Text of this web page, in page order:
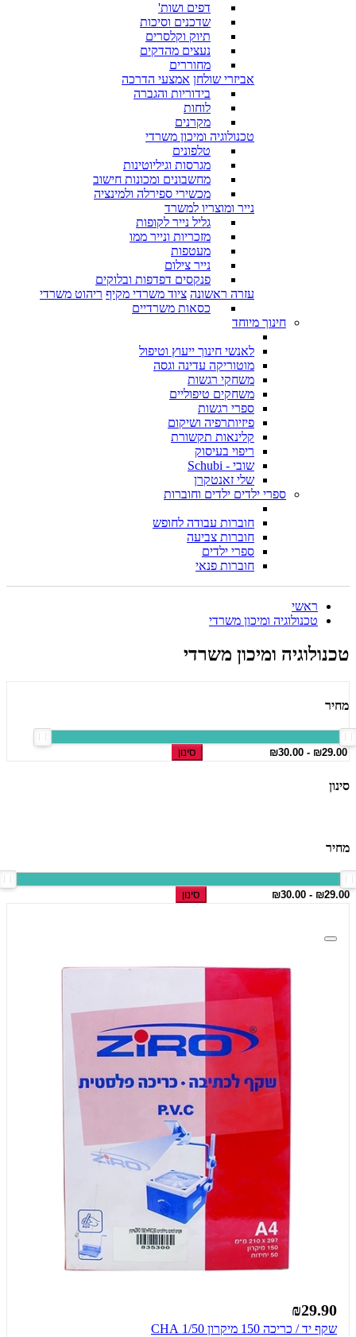
דפים ושות'
שדכנים וסיכות
תיוק וקלסרים
נעצים מהדקים
מחוררים
אביזרי שולחן אמצעי הדרכה
בידוריות והגברה
לוחות
מקרנים
טכנולוגיה ומיכון משרדי
טלפונים
מגרסות וגיליוטינות
מחשבונים ומכונות חישוב
מכשירי ספירלה ולמינציה
נייר ומוצריו למשרד
גליל נייר לקופות
מזכריות ונייר ממו
מעטפות
נייר צילום
פנקסים דפדפות ובלוקים
עזרה ראשונה ציוד משרדי מקיף ריהוט משרדי
כסאות משרדיים
חינוך מיוחד
לאנשי חינוך ייעוץ וטיפול
מוטוריקה עדינה וגסה
משחקי רגשות
משחקים טיפוליים
ספרי רגשות
פיזיותרפיה ושיקום
קלינאות תקשורת
ריפוי בעיסוק
שובי - Schubi
שלי זאנטקרן
ספרי ילדים ילדים וחוברות
חוברות עבודה לחופש
חוברות צביעה
ספרי ילדים
חוברות פנאי
ראשי
טכנולוגיה ומיכון משרדי
טכנולוגיה ומיכון משרדי
מחיר
סינון
סינון
מחיר
סינון
₪29.90
שקף יד / כריכה 150 מיקרון 1/50 CHA